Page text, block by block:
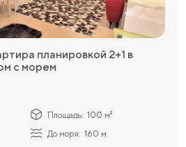
планировкой 2+1 в
с морем
Площадь: 100 м²
До моря: 160 м